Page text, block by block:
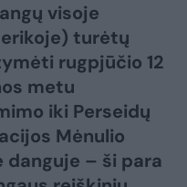
visoje
turėtų
rugpjūčio 12
metu
iki Perseidų
Mėnulio
danguje – ši para